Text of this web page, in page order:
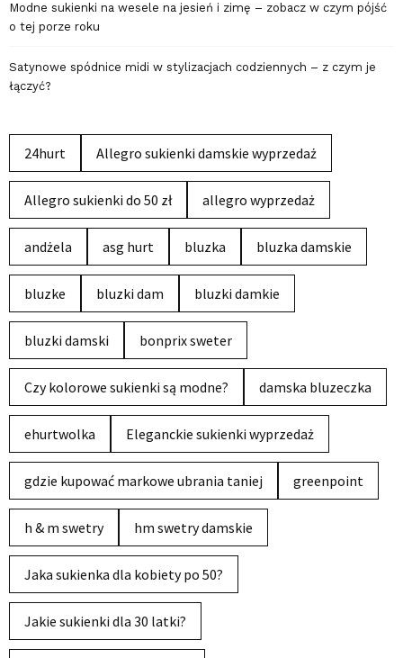
Modne sukienki na wesele na jesień i zimę – zobacz w czym pójść
o tej porze roku
Satynowe spódnice midi w stylizacjach codziennych – z czym je
łączyć?
24hurt Allegro sukienki damskie wyprzedaż
Allegro sukienki do 50 zł allegro wyprzedaż
andżela asg hurt bluzka bluzka damskie
bluzke bluzki dam bluzki damkie
bluzki damski bonprix sweter
Czy kolorowe sukienki są modne? damska bluzeczka
ehurtwolka Eleganckie sukienki wyprzedaż
gdzie kupować markowe ubrania taniej greenpoint
h & m swetry hm swetry damskie
Jaka sukienka dla kobiety po 50?
Jakie sukienki dla 30 latki?